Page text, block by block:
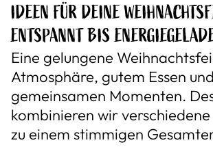
IDEEN FÜR DEINE
ENTSPANNT BIS
Eine gelungene
Atmosphäre, gutem Essen und
gemeinsamen Momenten.
kombinieren wir
zu einem stimmigen